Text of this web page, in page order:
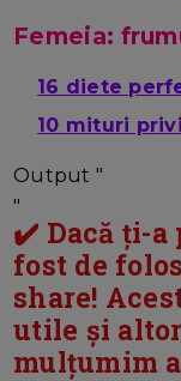
Femeia:
16 diete
10 mituri
Output "
"
✔️ Dacă ți-a
fost de
share!
utile și
mulțumim